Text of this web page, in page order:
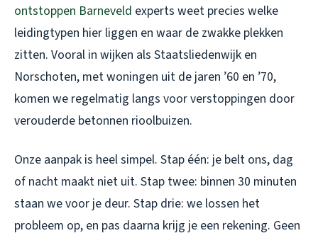
ontstoppen Barneveld experts weet precies welke
leidingtypen hier liggen en waar de zwakke plekken
zitten. Vooral in wijken als Staatsliedenwijk en
Norschoten, met woningen uit de jaren ’60 en ’70,
komen we regelmatig langs voor verstoppingen door
verouderde betonnen rioolbuizen.
Onze aanpak is heel simpel. Stap één: je belt ons, dag
of nacht maakt niet uit. Stap twee: binnen 30 minuten
staan we voor je deur. Stap drie: we lossen het
probleem op, en pas daarna krijg je een rekening. Geen